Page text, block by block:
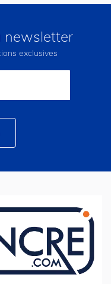
newsletter
exclusives